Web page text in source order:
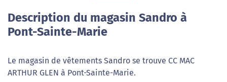
Description du magasin Sandro à
Pont-Sainte-Marie
Le magasin de vêtements Sandro se trouve CC MAC
ARTHUR GLEN à Pont-Sainte-Marie.